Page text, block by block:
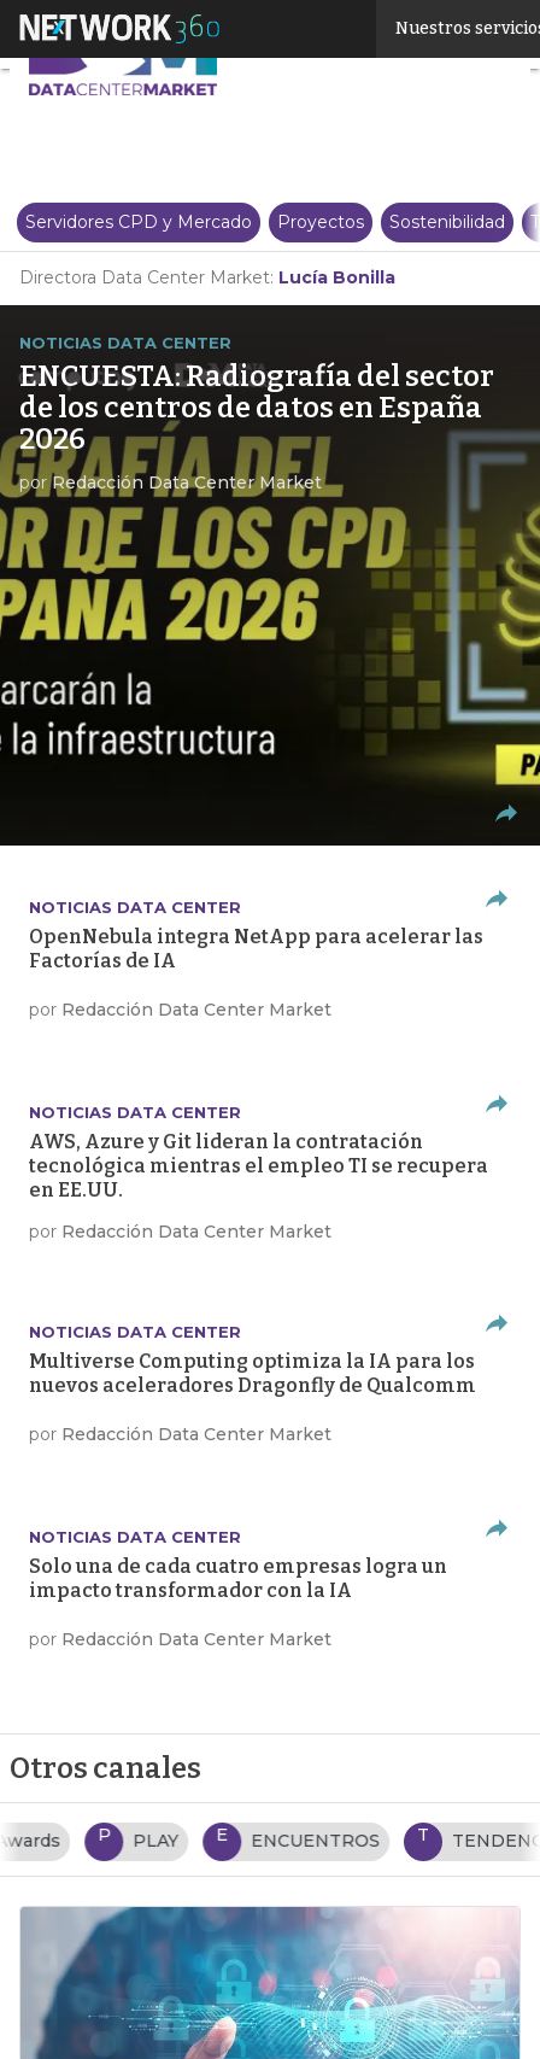
Nuestros
Servidores CPD y Mercado Proyectos Sostenibilidad
Directora Data Center Market: Lucía Bonilla
NOTICIAS DATA CENTER
ENCUESTA: Radiografía del sector
de los centros de datos en España
2026
porRedacción Data Center Market
NOTICIAS DATA CENTER
OpenNebula integra NetApp para acelerar las
Factorías de IA
por Redacción Data Center Market
NOTICIAS DATA CENTER
AWS, Azure y Git lideran la contratación
tecnológica mientras el empleo TI se recupera
en EE.UU.
por Redacción Data Center Market
NOTICIAS DATA CENTER
Multiverse Computing optimiza la IA para los
nuevos aceleradores Dragonfly de Qualcomm
por Redacción Data Center Market
NOTICIAS DATA CENTER
Solo una de cada cuatro empresas logra un
impacto transformador con la IA
por Redacción Data Center Market
Otros canales
P PLAY E ENCUENTROS T TENDENCIAS TI